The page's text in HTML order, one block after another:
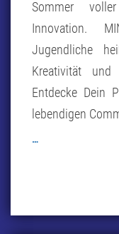
Sommer
Innovation.
Jugendliche
Kreativität und
Entdecke Dein
lebendigen
…